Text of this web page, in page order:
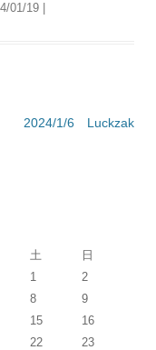
01/19
2024/1/6 Luckzak
土
日
1
2
8
9
15
16
22
23